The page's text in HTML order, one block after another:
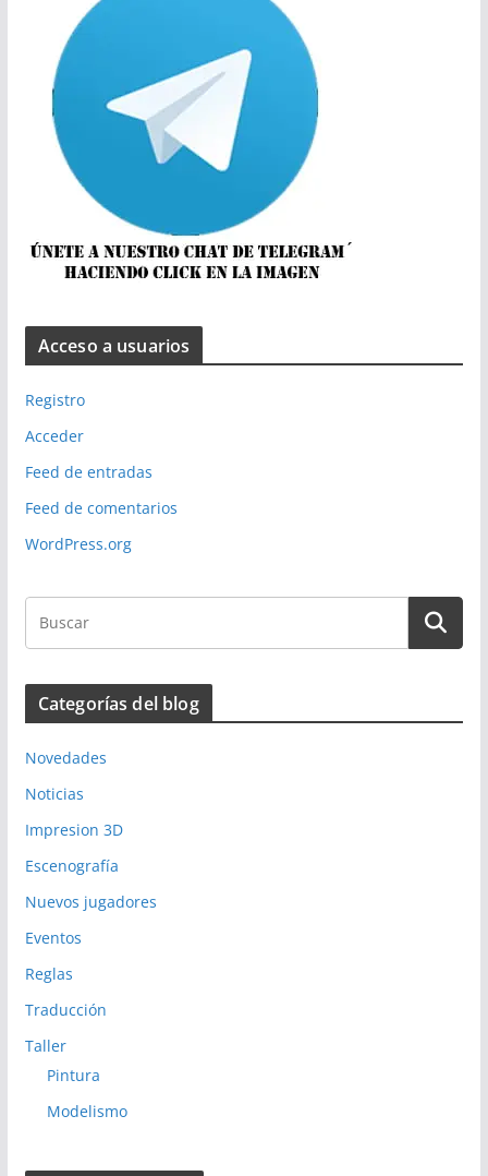
Acceso a usuarios
Registro
Acceder
Feed de entradas
Feed de comentarios
WordPress.org
Categorías del blog
Novedades
Noticias
Impresion 3D
Escenografía
Nuevos jugadores
Eventos
Reglas
Traducción
Taller
Pintura
Modelismo